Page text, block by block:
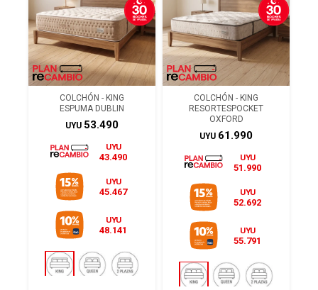
COLCHÓN - KING
ESPUMA DUBLIN
UYU 53.490
UYU
43.490
UYU
45.467
UYU
48.141
COLCHÓN - KING
RESORTESPOCKET
OXFORD
UYU 61.990
UYU
51.990
UYU
52.692
UYU
55.791